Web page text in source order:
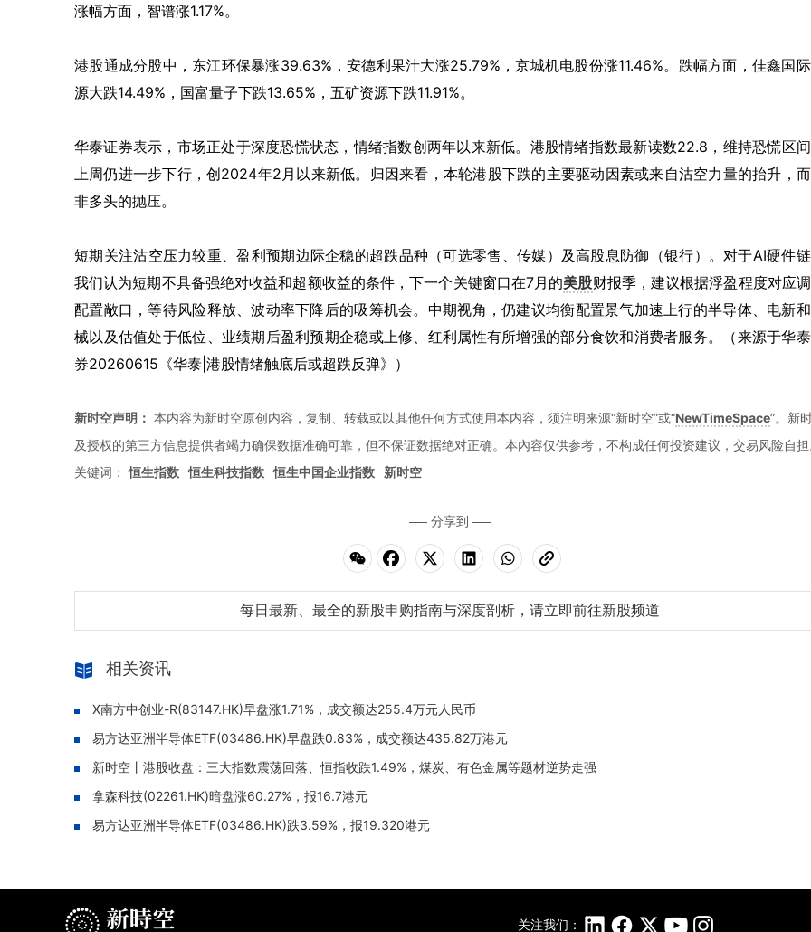
涨幅方面，智谱涨1.17%。
港股通成分股中，东江环保暴涨39.63%，安德利果汁大涨25.79%，京城机电股份涨11.46%。跌幅方面，佳鑫国
源大跌14.49%，国富量子下跌13.65%，五矿资源下跌11.91%。
华泰证券表示，市场正处于深度恐慌状态，情绪指数创两年以来新低。港股情绪指数最新读数22.8，维持恐慌区间
上周仍进一步下行，创2024年2月以来新低。归因来看，本轮港股下跌的主要驱动因素或来自沽空力量的抬升，
非多头的抛压。
短期关注沽空压力较重、盈利预期边际企稳的超跌品种（可选零售、传媒）及高股息防御（银行）。对于AI硬件链
我们认为短期不具备强绝对收益和超额收益的条件，下一个关键窗口在7月的美股财报季，建议根据浮盈程度对应
配置敞口，等待风险释放、波动率下降后的吸筹机会。中期视角，仍建议均衡配置景气加速上行的半导体、电新
械以及估值处于低位、业绩期后盈利预期企稳或上修、红利属性有所增强的部分食饮和消费者服务。（来源于华
券20260615《华泰|港股情绪触底后或超跌反弹》）
新时空声明： 本内容为新时空原创内容，复制、转载或以其他任何方式使用本内容，须注明来源“新时空”或“NewTimeSpace”。新
及授权的第三方信息提供者竭力确保数据准确可靠，但不保证数据绝对正确。本內容仅供参考，不构成任何投资建议，交易风险自担
关键词： 恒生指数 恒生科技指数 恒生中国企业指数 新时空
分享到
每日最新、最全的新股申购指南与深度剖析，请立即前往新股频道
相关资讯
X南方中创业-R(83147.HK)早盘涨1.71%，成交额达255.4万元人民币
易方达亚洲半导体ETF(03486.HK)早盘跌0.83%，成交额达435.82万港元
新时空丨港股收盘：三大指数震荡回落、恒指收跌1.49%，煤炭、有色金属等题材逆势走强
拿森科技(02261.HK)暗盘涨60.27%，报16.7港元
易方达亚洲半导体ETF(03486.HK)跌3.59%，报19.320港元
关注我们：